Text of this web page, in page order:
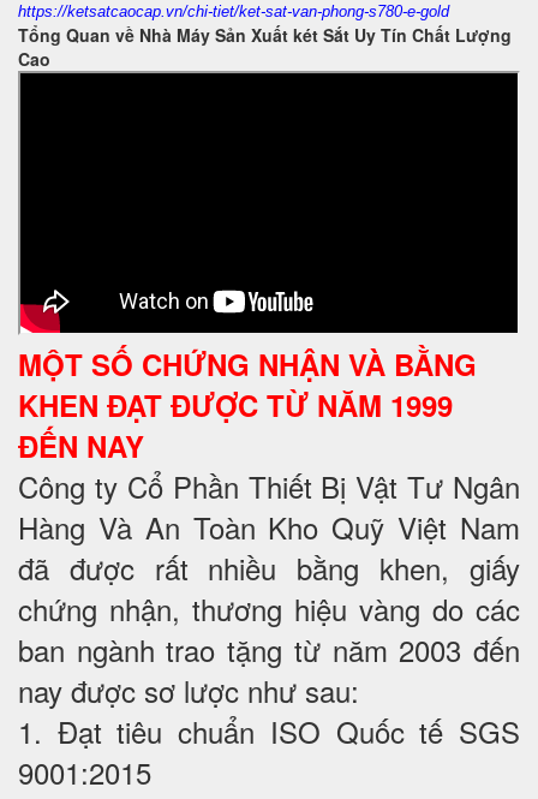
https://ketsatcaocap.vn/chi-tiet/ket-sat-van-phong-s780-e-gold
Tổng Quan về Nhà Máy Sản Xuất két Sắt Uy Tín Chất Lượng
Cao
MỘT SỐ CHỨNG NHẬN VÀ BẰNG
KHEN ĐẠT ĐƯỢC TỪ NĂM 1999
ĐẾN NAY
Công ty Cổ Phần Thiết Bị Vật Tư Ngân
Hàng Và An Toàn Kho Quỹ Việt Nam
đã được rất nhiều bằng khen, giấy
chứng nhận, thương hiệu vàng do các
ban ngành trao tặng từ năm 2003 đến
nay được sơ lược như sau:
1. Đạt tiêu chuẩn ISO Quốc tế SGS
9001:2015